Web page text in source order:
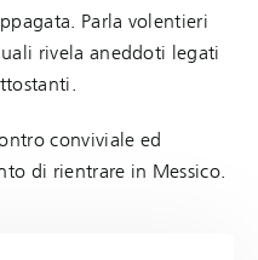
Parla volentieri
rivela aneddoti legati
conviviale ed
di rientrare in Messico.